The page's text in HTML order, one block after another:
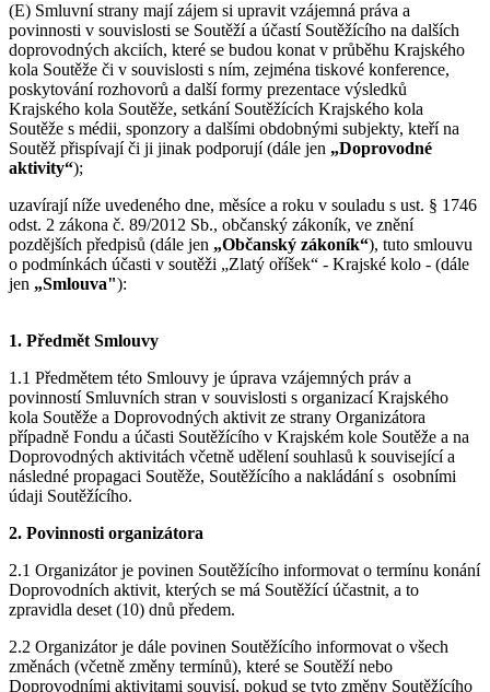
(E) Smluvní strany mají zájem si upravit vzájemná práva a
povinnosti v souvislosti se Soutěží a účastí Soutěžícího na dalších
doprovodných akciích, které se budou konat v průběhu Krajského
kola Soutěže či v souvislosti s ním, zejména tiskové konference,
poskytování rozhovorů a další formy prezentace výsledků
Krajského kola Soutěže, setkání Soutěžících Krajského kola
Soutěže s médii, sponzory a dalšími obdobnými subjekty, kteří na
Soutěž přispívají či ji jinak podporují (dále jen „Doprovodné
aktivity“);
uzavírají níže uvedeného dne, měsíce a roku v souladu s ust. § 1746
odst. 2 zákona č. 89/2012 Sb., občanský zákoník, ve znění
pozdějších předpisů (dále jen „Občanský zákoník“), tuto smlouvu
o podmínkách účasti v soutěži „Zlatý oříšek“ - Krajské kolo - (dále
jen „Smlouva"):
1. Předmět Smlouvy
1.1 Předmětem této Smlouvy je úprava vzájemných práv a
povinností Smluvních stran v souvislosti s organizací Krajského
kola Soutěže a Doprovodných aktivit ze strany Organizátora
případně Fondu a účasti Soutěžícího v Krajském kole Soutěže a na
Doprovodných aktivitách včetně udělení souhlasů k související a
následné propagaci Soutěže, Soutěžícího a nakládání s osobními
údaji Soutěžícího.
2. Povinnosti organizátora
2.1 Organizátor je povinen Soutěžícího informovat o termínu konání
Doprovodních aktivit, kterých se má Soutěžící účastnit, a to
zpravidla deset (10) dnů předem.
2.2 Organizátor je dále povinen Soutěžícího informovat o všech
změnách (včetně změny termínů), které se Soutěží nebo
Doprovodními aktivitami souvisí, pokud se tyto změny Soutěžícího